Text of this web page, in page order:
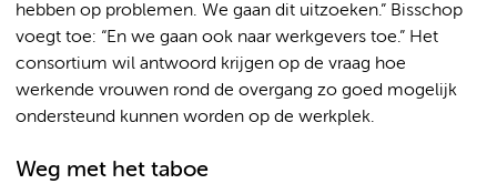
hebben op problemen. We gaan dit uitzoeken.” Bisschop
voegt toe: “En we gaan ook naar werkgevers toe.” Het
consortium wil antwoord krijgen op de vraag hoe
werkende vrouwen rond de overgang zo goed mogelijk
ondersteund kunnen worden op de werkplek.
Weg met het taboe